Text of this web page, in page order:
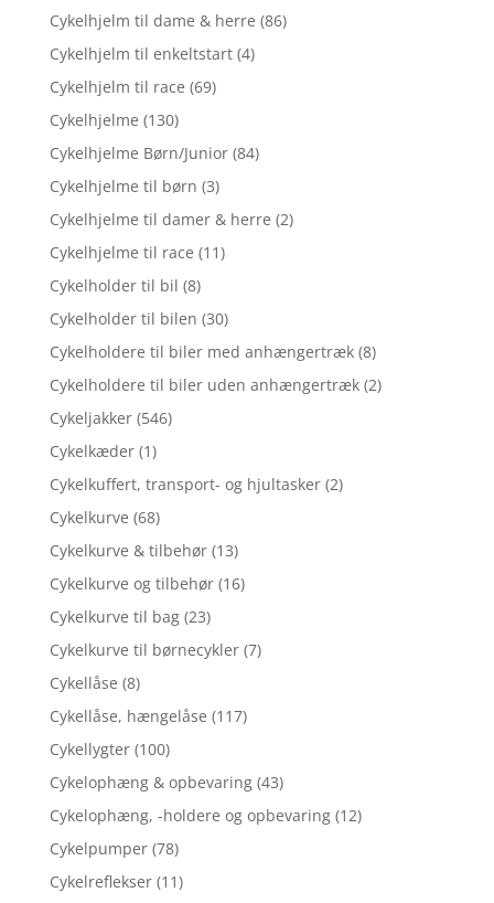
Cykelhjelm til dame & herre (86)
Cykelhjelm til enkeltstart (4)
Cykelhjelm til race (69)
Cykelhjelme (130)
Cykelhjelme Børn/Junior (84)
Cykelhjelme til børn (3)
Cykelhjelme til damer & herre (2)
Cykelhjelme til race (11)
Cykelholder til bil (8)
Cykelholder til bilen (30)
Cykelholdere til biler med anhængertræk (8)
Cykelholdere til biler uden anhængertræk (2)
Cykeljakker (546)
Cykelkæder (1)
Cykelkuffert, transport- og hjultasker (2)
Cykelkurve (68)
Cykelkurve & tilbehør (13)
Cykelkurve og tilbehør (16)
Cykelkurve til bag (23)
Cykelkurve til børnecykler (7)
Cykellåse (8)
Cykellåse, hængelåse (117)
Cykellygter (100)
Cykelophæng & opbevaring (43)
Cykelophæng, -holdere og opbevaring (12)
Cykelpumper (78)
Cykelreflekser (11)